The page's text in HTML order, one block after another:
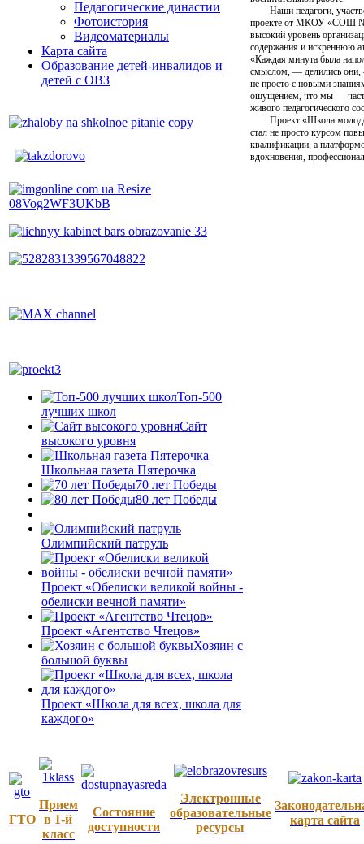
Педагогические династии
Фотоистория
Видеоматериалы
Карта сайта
Образование детей-инвалидов и
детей с ОВЗ
Топ-500
лучших школ
Сайт
высокого уровня
Школьная газета Пятерочка
70 лет Победы
80 лет Победы
Олимпийский патруль
Проект «Обелиски великой войны -
обелиски вечной памяти»
Проект «Агентство Чтецов»
Хозяин с
большой буквы
Проект «Школа для всех, школа для
каждого»
Наши педагоги,
проекте от МКОУ «СОШ №
высокий уровень
содержания и искреннюю
«Каждая минута была
смыслом, — делились
не просто с новыми
ощущением, что мы —
живого педагогического
Проект «Школа
стал не просто курсом
квалификации, а
вдохновения,
ГТО
Прием
в 1-й
класс
Состояние
доступности
Электронные
образовательные
ресурсы
карта сайта